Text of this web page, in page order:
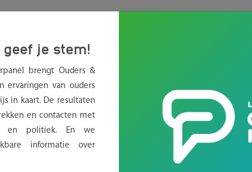
geef je stem!
brengt Ouders &
ervaringen van ouders
in kaart. De resultaten
en contacten met
en politiek. En we
informatie over